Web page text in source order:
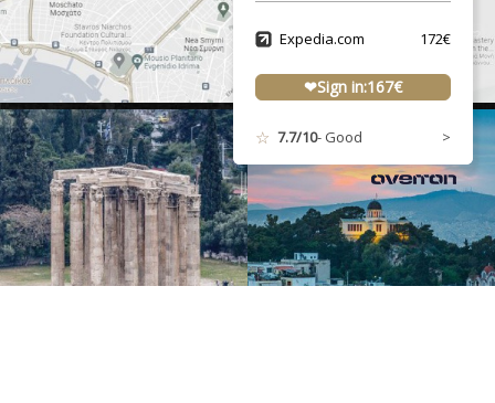
Expedia.com 172€
Sign in:167€
7.7/10- Good